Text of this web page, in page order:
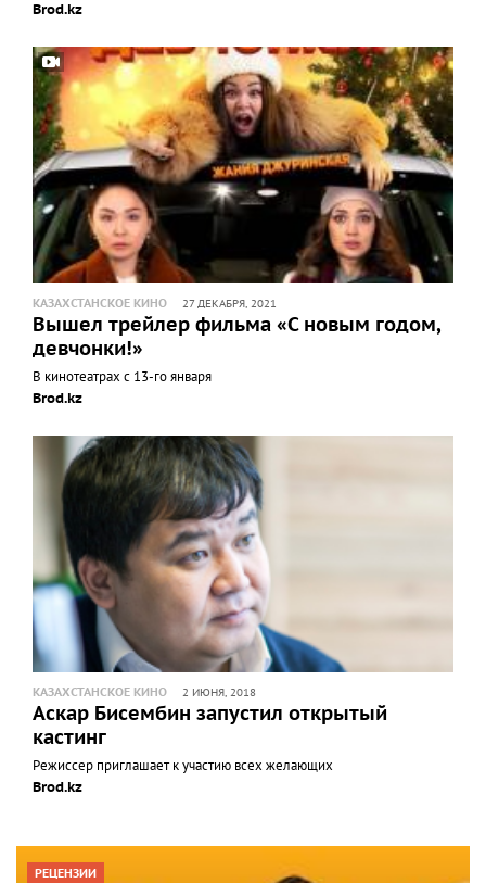
Brod.kz
КАЗАХСТАНСКОЕ КИНО 27 ДЕКАБРЯ, 2021
Вышел трейлер фильма «С новым годом,
девчонки!»
В кинотеатрах с 13-го января
Brod.kz
КАЗАХСТАНСКОЕ КИНО 2 ИЮНЯ, 2018
Аскар Бисембин запустил открытый
кастинг
Режиссер приглашает к участию всех желающих
Brod.kz
РЕЦЕНЗИИ